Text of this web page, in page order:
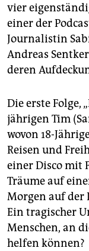
vier
einer der
Journalistin
Andreas
deren
Die erste Folge,
jährigen Tim
wovon 18-
Reisen und
einer Disco mit
Träume auf
Morgen auf der
Ein tragischer
Menschen, an
helfen können?